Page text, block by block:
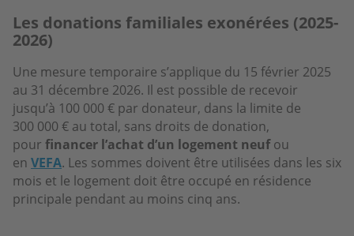
Les donations familiales exonérées (2025-
2026)
Une mesure temporaire s’applique du 15 février 2025
au 31 décembre 2026. Il est possible de recevoir
jusqu’à 100 000 € par donateur, dans la limite de
300 000 € au total, sans droits de donation,
pour financer l’achat d’un logement neufou
en VEFA. Les sommes doivent être utilisées dans les six
mois et le logement doit être occupé en résidence
principale pendant au moins cinq ans.